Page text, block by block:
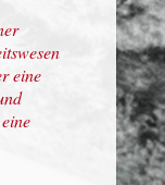
eine